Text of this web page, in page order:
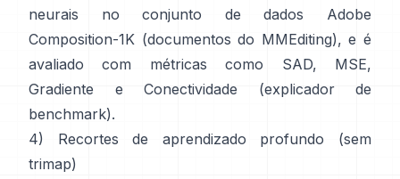
neurais no conjunto de dados Adobe
Composition-1K (documentos do MMEditing), e é
avaliado com métricas como
SAD, MSE,
Gradiente e Conectividade (explicador de
benchmark).
4) Recortes de aprendizado profundo (sem
trimap)